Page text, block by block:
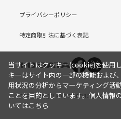
プライバシーポリシー
特定商取引法に基づく表記
COPYRIGHT (C) I-O DATA DEVICE, INC.
当サイトはクッキー(cookie)を使用
キーはサイト内の一部の機能および
用状況の分析からマーケティング活
ことを目的としています。個人情報
いてはこちら